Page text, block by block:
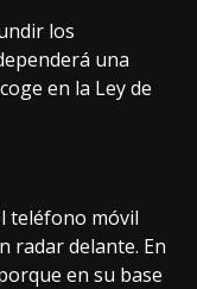
los
una
en la Ley de
teléfono móvil
radar delante. En
en su base